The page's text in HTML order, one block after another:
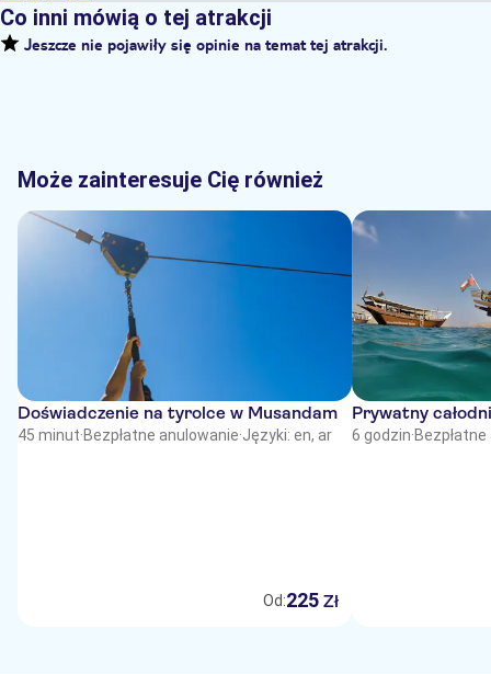
Co inni mówią o tej atrakcji
Jeszcze nie pojawiły się opinie na temat tej atrakcji.
Może zainteresuje Cię również
Doświadczenie na tyrolce w Musandam
45 minut·Bezpłatne anulowanie·Języki: en, ar
Od:225 Zł
Prywatny
6 godzin·